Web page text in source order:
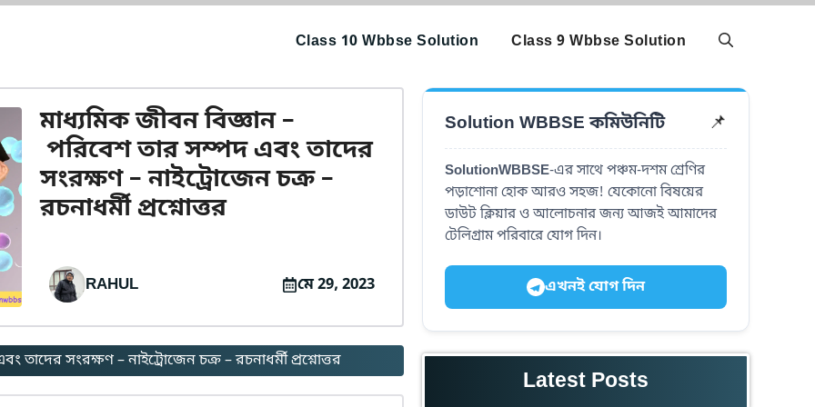
Class 10 Wbbse Solution Class 9 Wbbse Solution
মাধ্যমিক জীবন বিজ্ঞান –
পরিবেশ তার সম্পদ এবং তাদের
সংরক্ষণ – নাইট্রোজেন চক্র –
রচনাধর্মী প্রশ্নোত্তর
RAHUL মে 29, 2023
তাদের সংরক্ষণ – নাইট্রোজেন চক্র – রচনাধর্মী প্রশ্নোত্তর
Solution WBBSE কমিউনিটি 📌
SolutionWBBSE-এর সাথে পঞ্চম-দশম শ্রেণির
পড়াশোনা হোক আরও সহজ! যেকোনো বিষয়ের
ডাউট ক্লিয়ার ও আলোচনার জন্য আজই আমাদের
টেলিগ্রাম পরিবারে যোগ দিন।
এখনই যোগ দিন
Latest Posts